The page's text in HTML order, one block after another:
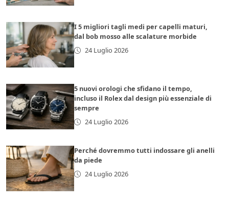
I 5 migliori tagli medi per capelli maturi,
dal bob mosso alle scalature morbide
24 Luglio 2026
5 nuovi orologi che sfidano il tempo,
incluso il Rolex dal design più essenziale di
sempre
24 Luglio 2026
Perché dovremmo tutti indossare gli anelli
da piede
24 Luglio 2026